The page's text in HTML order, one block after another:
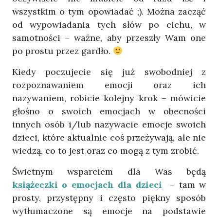
wszystkim o tym opowiadać ;). Można zacząć
od wypowiadania tych słów po cichu, w
samotności – ważne, aby przeszły Wam one
po prostu przez gardło.
Kiedy poczujecie się już swobodniej z
rozpoznawaniem emocji oraz ich
nazywaniem, robicie kolejny krok – mówicie
głośno o swoich emocjach w obecności
innych osób i/lub nazywacie emocje swoich
dzieci, które aktualnie coś przeżywają, ale nie
wiedzą, co to jest oraz co mogą z tym zrobić.
Świetnym wsparciem dla Was będą
książeczki o emocjach dla dzieci
– tam w
prosty, przystępny i często piękny sposób
wytłumaczone są emocje na podstawie